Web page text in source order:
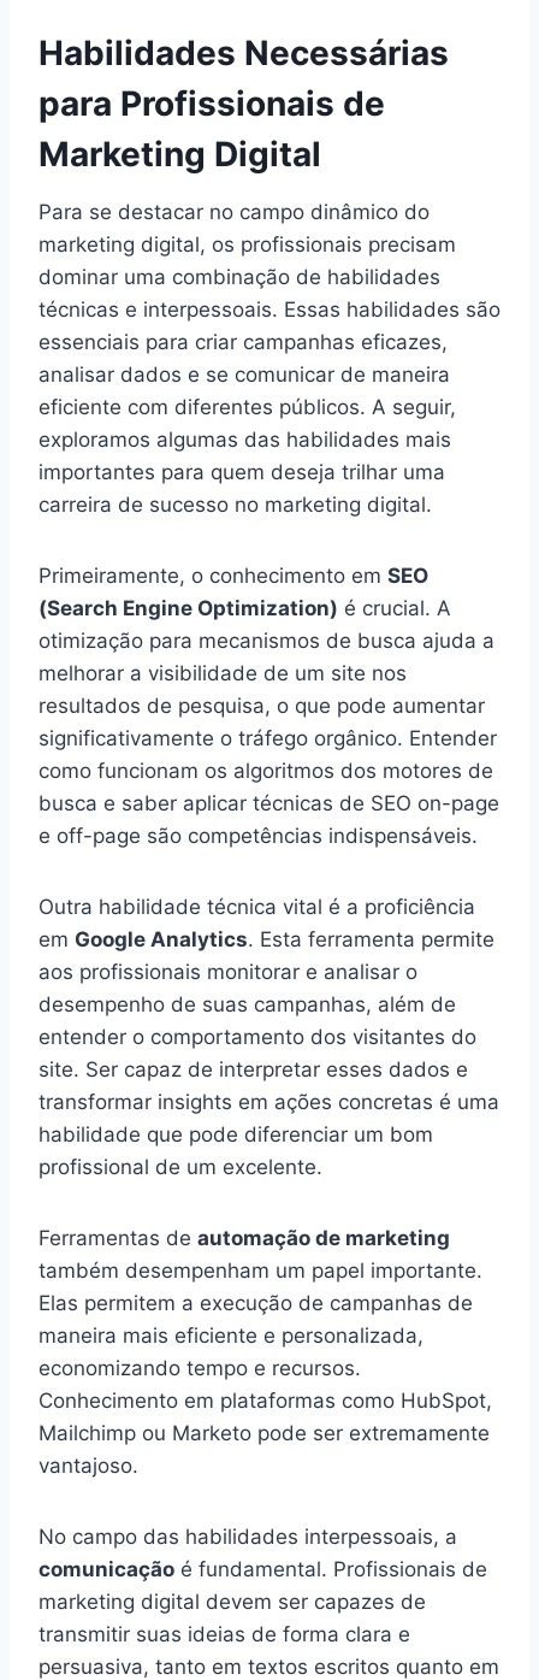
Habilidades Necessárias
para Profissionais de
Marketing Digital
Para se destacar no campo dinâmico do
marketing digital, os profissionais precisam
dominar uma combinação de habilidades
técnicas e interpessoais. Essas habilidades são
essenciais para criar campanhas eficazes,
analisar dados e se comunicar de maneira
eficiente com diferentes públicos. A seguir,
exploramos algumas das habilidades mais
importantes para quem deseja trilhar uma
carreira de sucesso no marketing digital.
Primeiramente, o conhecimento em SEO
(Search Engine Optimization) é crucial. A
otimização para mecanismos de busca ajuda a
melhorar a visibilidade de um site nos
resultados de pesquisa, o que pode aumentar
significativamente o tráfego orgânico. Entender
como funcionam os algoritmos dos motores de
busca e saber aplicar técnicas de SEO on-page
e off-page são competências indispensáveis.
Outra habilidade técnica vital é a proficiência
em Google Analytics. Esta ferramenta permite
aos profissionais monitorar e analisar o
desempenho de suas campanhas, além de
entender o comportamento dos visitantes do
site. Ser capaz de interpretar esses dados e
transformar insights em ações concretas é uma
habilidade que pode diferenciar um bom
profissional de um excelente.
Ferramentas de automação de marketing
também desempenham um papel importante.
Elas permitem a execução de campanhas de
maneira mais eficiente e personalizada,
economizando tempo e recursos.
Conhecimento em plataformas como HubSpot,
Mailchimp ou Marketo pode ser extremamente
vantajoso.
No campo das habilidades interpessoais, a
comunicação é fundamental. Profissionais de
marketing digital devem ser capazes de
transmitir suas ideias de forma clara e
persuasiva, tanto em textos escritos quanto em